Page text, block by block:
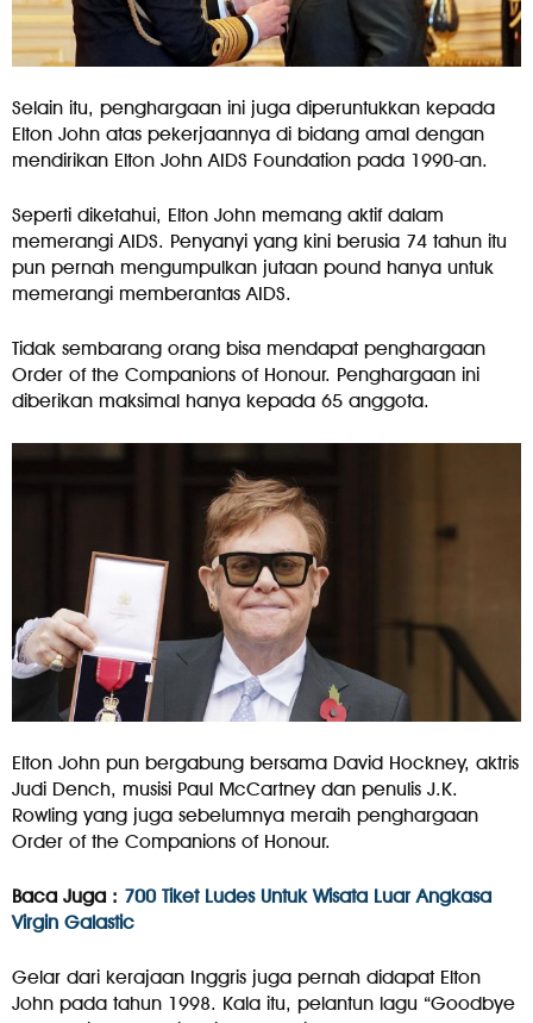
Selain itu, penghargaan ini juga diperuntukkan kepada
Elton John atas pekerjaannya di bidang amal dengan
mendirikan Elton John AIDS Foundation pada 1990-an.
Seperti diketahui, Elton John memang aktif dalam
memerangi AIDS. Penyanyi yang kini berusia 74 tahun itu
pun pernah mengumpulkan jutaan pound hanya untuk
memerangi memberantas AIDS.
Tidak sembarang orang bisa mendapat penghargaan
Order of the Companions of Honour. Penghargaan ini
diberikan maksimal hanya kepada 65 anggota.
Elton John pun bergabung bersama David Hockney, aktris
Judi Dench, musisi Paul McCartney dan penulis J.K.
Rowling yang juga sebelumnya meraih penghargaan
Order of the Companions of Honour.
Baca Juga : 700 Tiket Ludes Untuk Wisata Luar Angkasa
Virgin Galastic
Gelar dari kerajaan Inggris juga pernah didapat Elton
John pada tahun 1998. Kala itu, pelantun lagu “Goodbye